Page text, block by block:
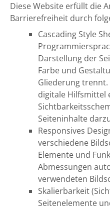
Diese Website erfüllt die
Barrierefreiheit durch
Cascading Style
Darstellung der
Farbe und
Gliederung trennt.
digitale Hilfsmittel
Seiteninhalte
Responsives
verschiedene
Elemente und
Abmessungen
verwendeten
Skalierbarkeit
Seitenelemente